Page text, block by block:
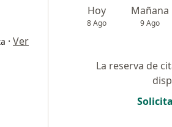
· Ver
Hoy
8 Ago
Mañana
9 Ago
La reserva de